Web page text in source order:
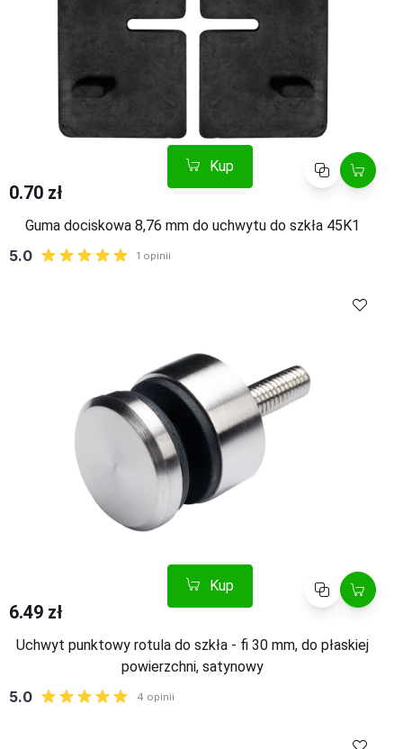
Kup Porównaj
0.70 zł
Guma dociskowa 8,76 mm do uchwytu do szkła 45K1
Kup Porównaj
6.49 zł
Uchwyt punktowy rotula do szkła - fi 30 mm, do płaskiej
powierzchni, satynowy